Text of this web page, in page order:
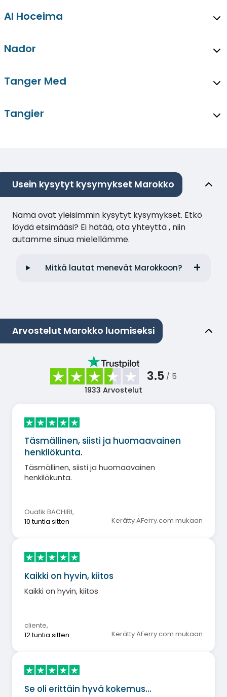
Al Hoceima
Nador
Tanger Med
Tangier
Usein kysytyt kysymykset Marokko
Nämä ovat yleisimmin kysytyt kysymykset. Etkö
löydä etsimääsi? Ei hätää, ota yhteyttä , niin
autamme sinua mielellämme.
Mitkä lautat menevät Marokkoon?
Arvostelut Marokko luomiseksi
3.5 / 5
1933 Arvostelut
Täsmällinen, siisti ja huomaavainen
henkilökunta.
Täsmällinen, siisti ja huomaavainen
henkilökunta.
Ouafik BACHIRI,
10 tuntia sitten
Kerätty AFerry.com mukaan
Kaikki on hyvin, kiitos
Kaikki on hyvin, kiitos
cliente,
12 tuntia sitten
Kerätty AFerry.com mukaan
Se oli erittäin hyvä kokemus…